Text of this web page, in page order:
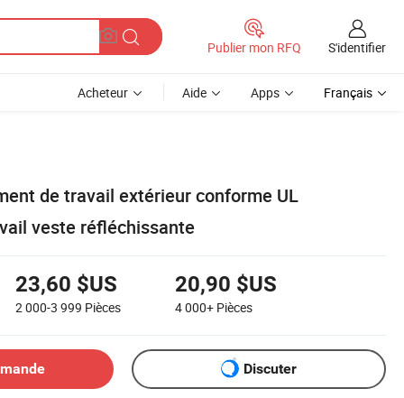
Publier mon RFQ S'identifier
Acheteur Aide Apps Français
de travail extérieur conforme UL
veste réfléchissante
23,60 $US
2 000-3 999 Pièces
20,90 $US
4 000+ Pièces
Discuter